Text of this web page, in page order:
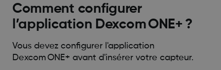
Comment configurer
l’application Dexcom ONE+ ?
Vous devez configurer l'application
Dexcom ONE+ avant d'insérer votre capteur.